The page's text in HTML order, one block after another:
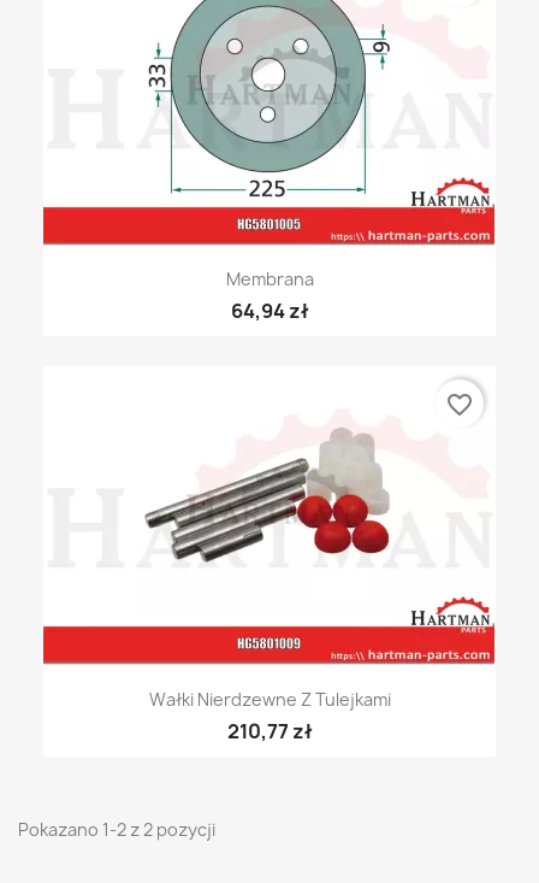
Membrana
64,94 zł
Wałki Nierdzewne Z Tulejkami
210,77 zł
favorite_border
Pokazano 1-2 z 2 pozycji